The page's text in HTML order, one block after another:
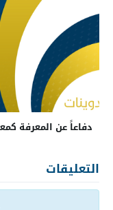
دفاعاً عن المعرفة
التعليقات